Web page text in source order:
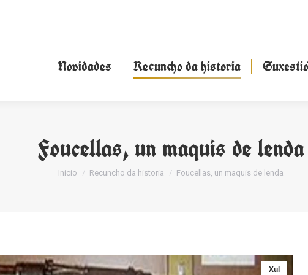
Novidades Recuncho da historia
Foucellas, un maquis de lenda
You are here:
Inicio Recuncho da historia Foucellas, un maquis de lenda
Xul
Novidades Recuncho da historia